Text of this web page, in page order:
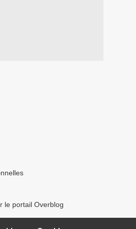
le portail Overblog